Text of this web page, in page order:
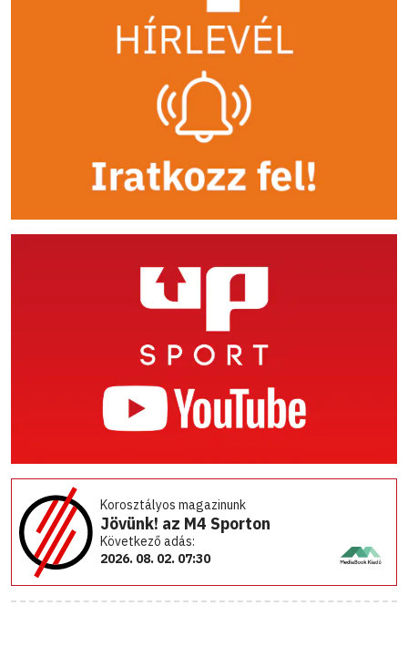
Korosztályos magazinunk
Jövünk! az M4 Sporton
Következő adás:
2026. 08. 02. 07:30